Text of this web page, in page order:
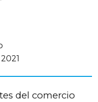
del comercio